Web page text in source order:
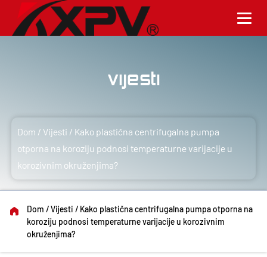
Vijesti
Dom /Vijesti / Kako plastična centrifugalna pumpa
otporna na koroziju podnosi temperaturne varijacije u
korozivnim okruženjima?
Dom /Vijesti / Kako plastična centrifugalna pumpa otporna na
koroziju podnosi temperaturne varijacije u korozivnim
okruženjima?